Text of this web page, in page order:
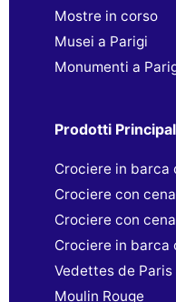
Mostre in corso
Musei a Parigi
Monumenti a
Prodotti
Crociere in barca
Crociere con
Crociere con
Crociere in barca
Vedettes de Paris
Moulin Rouge